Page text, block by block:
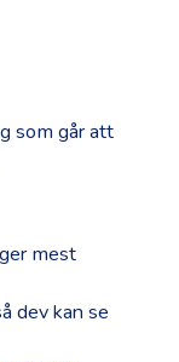
som går att
mest
dev kan se